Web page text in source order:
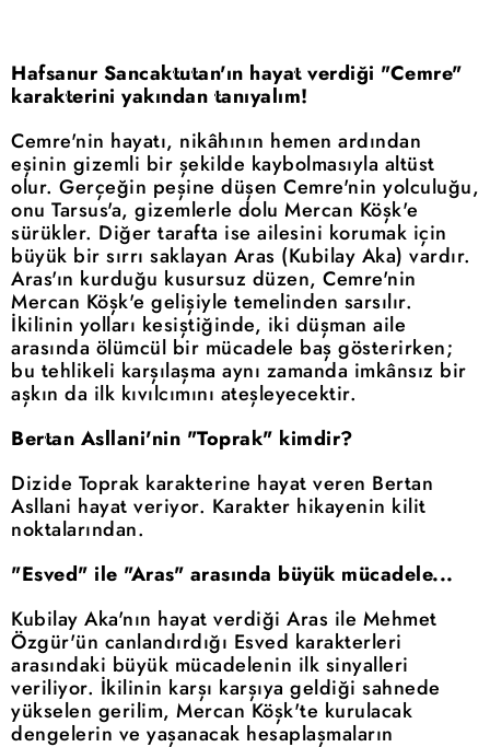
Hafsanur Sancaktutan'ın hayat verdiği "Cemre"
karakterini yakından tanıyalım!
Cemre'nin hayatı, nikâhının hemen ardından
eşinin gizemli bir şekilde kaybolmasıyla altüst
olur. Gerçeğin peşine düşen Cemre'nin yolculuğu,
onu Tarsus'a, gizemlerle dolu Mercan Köşk'e
sürükler. Diğer tarafta ise ailesini korumak için
büyük bir sırrı saklayan Aras (Kubilay Aka) vardır.
Aras'ın kurduğu kusursuz düzen, Cemre'nin
Mercan Köşk'e gelişiyle temelinden sarsılır.
İkilinin yolları kesiştiğinde, iki düşman aile
arasında ölümcül bir mücadele baş gösterirken;
bu tehlikeli karşılaşma aynı zamanda imkânsız bir
aşkın da ilk kıvılcımını ateşleyecektir.
Bertan Asllani'nin "Toprak" kimdir?
Dizide Toprak karakterine hayat veren Bertan
Asllani hayat veriyor. Karakter hikayenin kilit
noktalarından.
"Esved" ile "Aras" arasında büyük mücadele...
Kubilay Aka'nın hayat verdiği Aras ile Mehmet
Özgür'ün canlandırdığı Esved karakterleri
arasındaki büyük mücadelenin ilk sinyalleri
veriliyor. İkilinin karşı karşıya geldiği sahnede
yükselen gerilim, Mercan Köşk'te kurulacak
dengelerin ve yaşanacak hesaplaşmaların